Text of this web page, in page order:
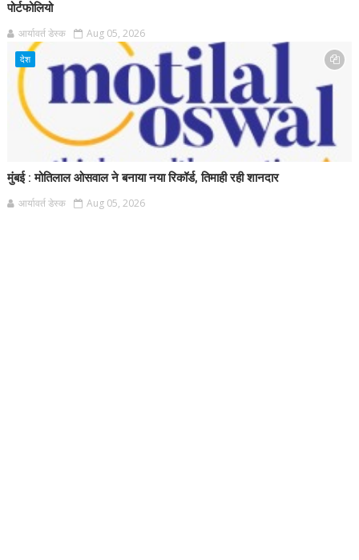
पोर्टफोलियो
आर्यावर्त डेस्क Aug 05, 2026
देश
मुंबई : मोतिलाल ओसवाल ने बनाया नया रिकॉर्ड, तिमाही रही शानदार
आर्यावर्त डेस्क Aug 05, 2026